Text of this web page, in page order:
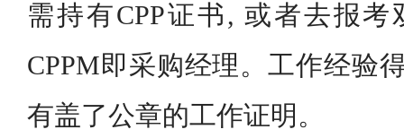
需持有CPP证书, 或者去报
CPPM即采购经理。工作经验
有盖了公章的工作证明。